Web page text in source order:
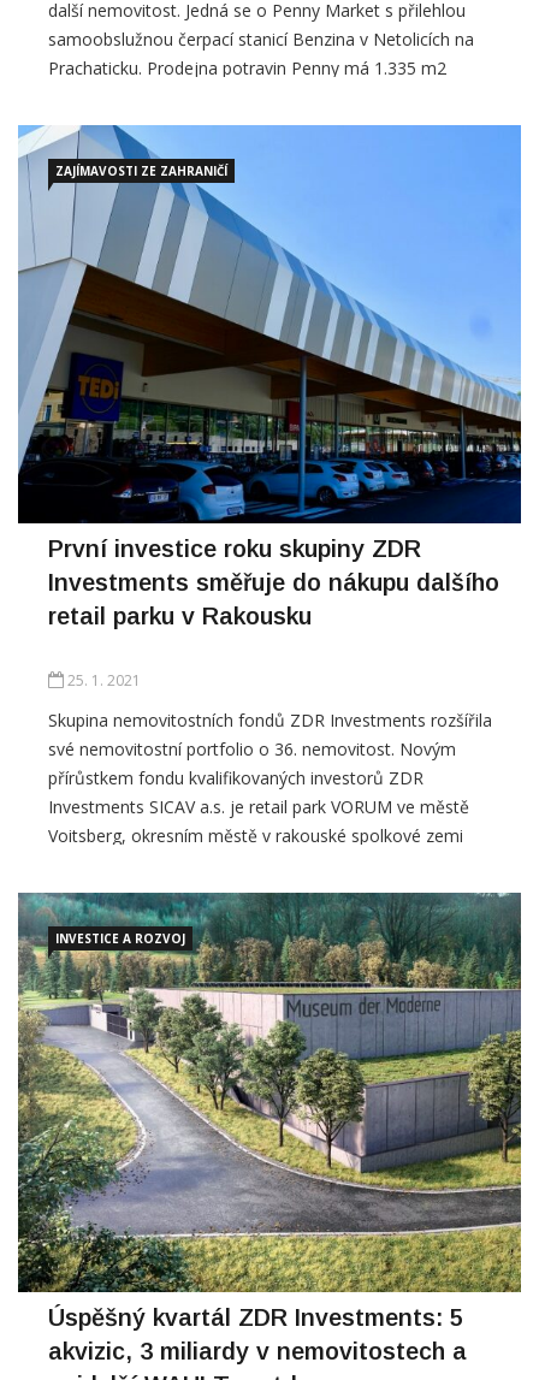
Prachaticku. Prodejna potravin Penny má 1.335 m2
pronajímatelné plochy a byla otevřena v prosinci 2020.
Součástí areálu nového supermarketu je také
První investice roku skupiny ZDR
Investments směřuje do nákupu dalšího
retail parku v Rakousku
25. 1. 2021
Skupina nemovitostních fondů ZDR Investments rozšířila
přírůstkem fondu kvalifikovaných investorů ZDR
Investments SICAV a.s. je retail park VORUM ve městě
Voitsberg, okresním městě v rakouské spolkové zemi
Štýrsko. Na téměř 7 tis. m2 obchodních ploch jsou hlavními
nájemci Tedi, drogerie Bipa, C&A, Deichmann, Takko,
Úspěšný kvartál ZDR Investments: 5
akvizic, 3 miliardy v nemovitostech a
nejdelší WAULT na trhu